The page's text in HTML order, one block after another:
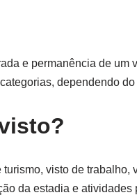
e permanência de
dependendo
visto de
da estadia e atividades